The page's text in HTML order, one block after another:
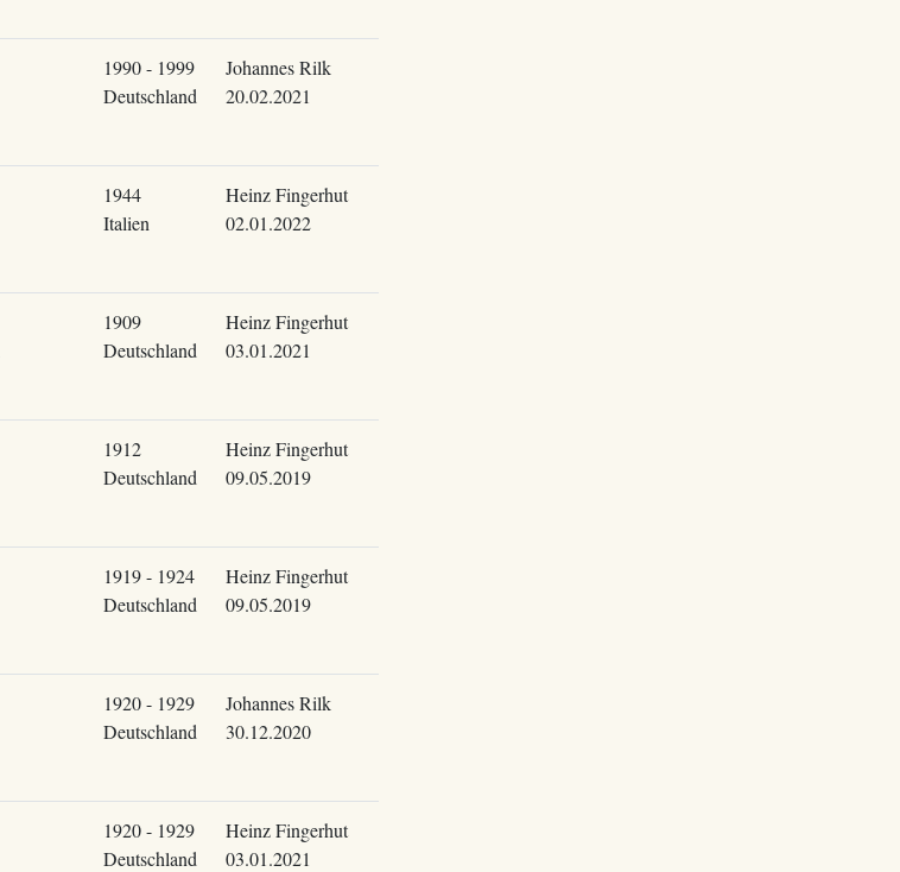
1990 - 1999
Deutschland
Johannes Rilk
20.02.2021
1944
Italien
Heinz Fingerhut
02.01.2022
1909
Deutschland
Heinz Fingerhut
03.01.2021
1912
Deutschland
Heinz Fingerhut
09.05.2019
1919 - 1924
Deutschland
Heinz Fingerhut
09.05.2019
1920 - 1929
Deutschland
Johannes Rilk
30.12.2020
1920 - 1929
Deutschland
Heinz Fingerhut
03.01.2021